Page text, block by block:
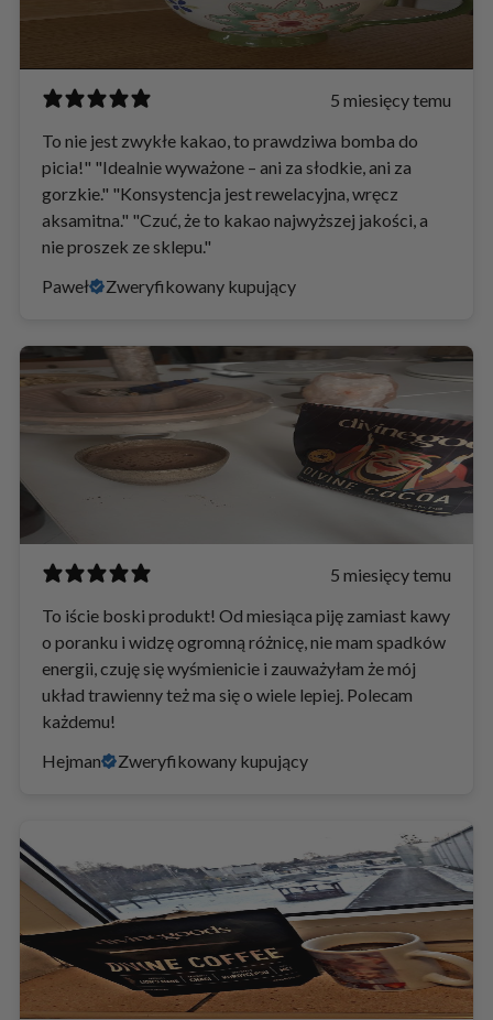
5 miesięcy temu
To nie jest zwykłe kakao, to prawdziwa bomba do
picia!" "Idealnie wyważone – ani za słodkie, ani za
gorzkie." "Konsystencja jest rewelacyjna, wręcz
aksamitna." "Czuć, że to kakao najwyższej jakości, a
nie proszek ze sklepu."
Paweł
Zweryfikowany kupujący
5 miesięcy temu
To iście boski produkt! Od miesiąca piję zamiast kawy
o poranku i widzę ogromną różnicę, nie mam spadków
energii, czuję się wyśmienicie i zauważyłam że mój
układ trawienny też ma się o wiele lepiej. Polecam
każdemu!
Hejman
Zweryfikowany kupujący